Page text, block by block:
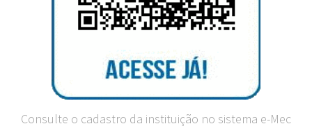
Consulte o cadastro da instituição no sistema e-Mec